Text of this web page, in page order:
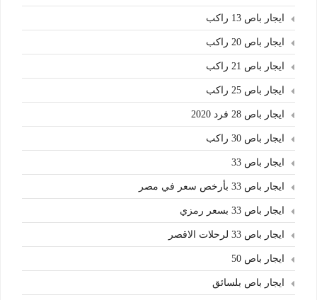
ايجار باص 13 راكب
ايجار باص 20 راكب
ايجار باص 21 راكب
ايجار باص 25 راكب
ايجار باص 28 فرد 2020
ايجار باص 30 راكب
ايجار باص 33
ايجار باص 33 بأرخص سعر في مصر
ايجار باص 33 بسعر رمزي
ايجار باص 33 لرحلات الاقصر
ايجار باص 50
ايجار باص بلسائق